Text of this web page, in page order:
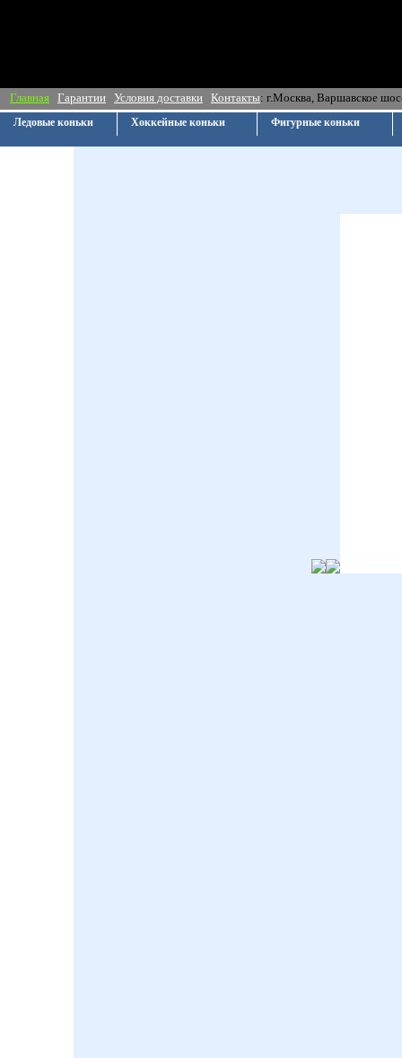
Главная Гарантии Условия доставки Контакты: г.Москва,
Ледовые коньки Хоккейные коньки Фигурные коньки